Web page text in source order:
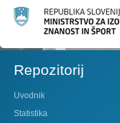
Repozitorij
Uvodnik
Statistika